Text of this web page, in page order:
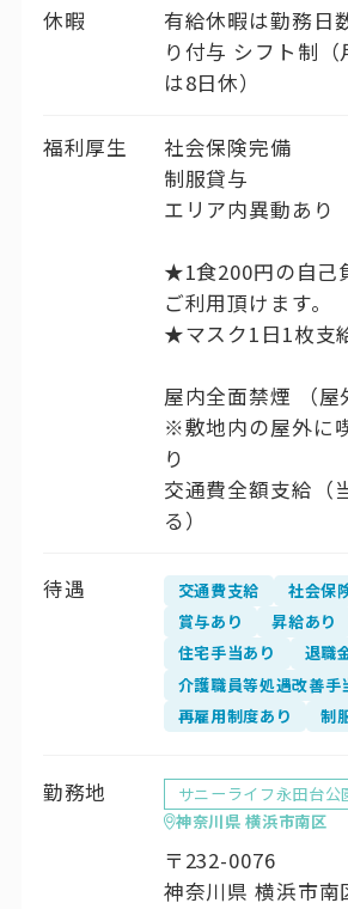
休暇
有給休暇は勤務日
り付与 シフト制（
は8日休）
福利厚生
社会保険完備
制服貸与
エリア内異動あり
★1食200円の自己
ご利用頂けます。
★マスク1日1枚支
屋内全面禁煙 （
※敷地内の屋外に
り
交通費全額支給（
る）
待遇 交通費支給
社会保
賞与あり
昇給あり
住宅手当あり
退職
介護職員等処遇改善手
再雇用制度あり
制
勤務地
サニーライフ永田台公
神奈川県 横浜市南区
〒232-0076
神奈川県 横浜市南